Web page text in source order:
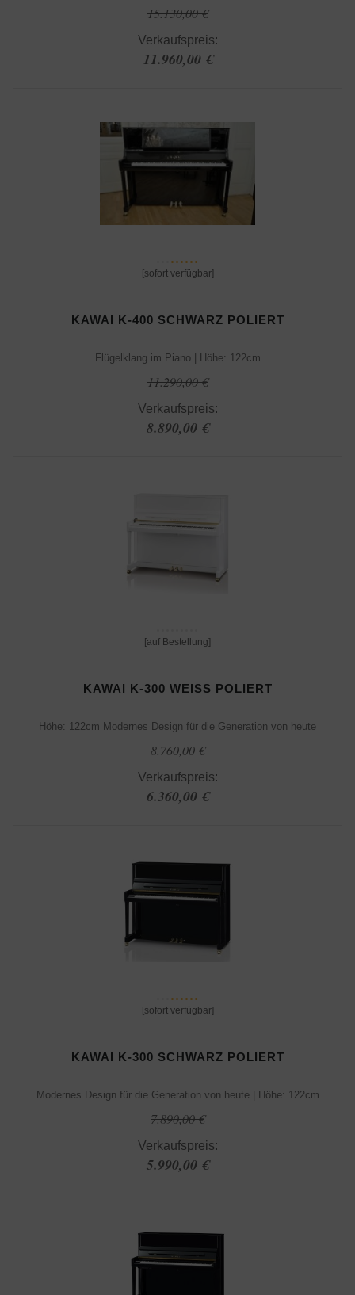
15.130,00 €
Verkaufspreis:
11.960,00 €
[sofort verfügbar]
KAWAI K-400 SCHWARZ POLIERT
Flügelklang im Piano | Höhe: 122cm
11.290,00 €
Verkaufspreis:
8.890,00 €
[auf Bestellung]
KAWAI K-300 WEISS POLIERT
Höhe: 122cm Modernes Design für die Generation von heute
8.760,00 €
Verkaufspreis:
6.360,00 €
[sofort verfügbar]
KAWAI K-300 SCHWARZ POLIERT
Modernes Design für die Generation von heute | Höhe: 122cm
7.890,00 €
Verkaufspreis:
5.990,00 €